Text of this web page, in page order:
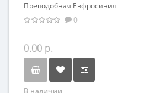
Преподобная Евфросиния
Полоцкая серебро 20.00 гр
0
0.00 р.